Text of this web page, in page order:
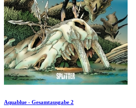
Aquablue - Gesamtausgabe 2